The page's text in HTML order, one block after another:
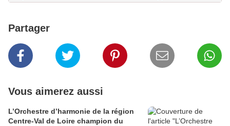
Partager
Vous aimerez aussi
L’Orchestre d’harmonie de la région
Centre-Val de Loire champion du